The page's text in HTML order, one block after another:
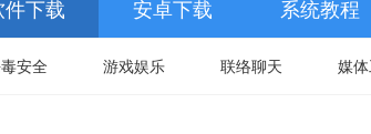
件下载 安卓下载 系统教程
安全 游戏娱乐 联络聊天 媒